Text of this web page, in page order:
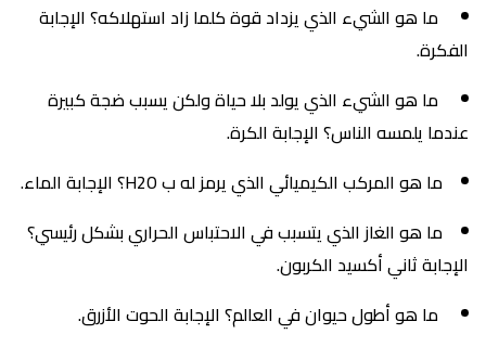
ما هو الشيء الذي يزداد قوة كلما زاد استهلاكه؟ الإجابة
الفكرة.
ما هو الشيء الذي يولد بلا حياة ولكن يسبب ضجة كبيرة
عندما يلمسه الناس؟ الإجابة الكرة.
ما هو المركب الكيميائي الذي يرمز له ب H2O؟ الإجابة الماء.
ما هو الغاز الذي يتسبب في الاحتباس الحراري بشكل رئيسي؟
الإجابة ثاني أكسيد الكربون.
ما هو أطول حيوان في العالم؟ الإجابة الحوت الأزرق.